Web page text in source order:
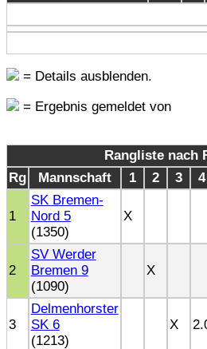
= Details ausblenden.
= Ergebnis gemeldet von
Rangliste nach
Rg
Mannschaft 1 2 3 4
1
SK Bremen-
Nord 5
(1350)
X
2
SV Werder
Bremen 9
(1090)
X
3
Delmenhorster
SK 6
(1213)
X